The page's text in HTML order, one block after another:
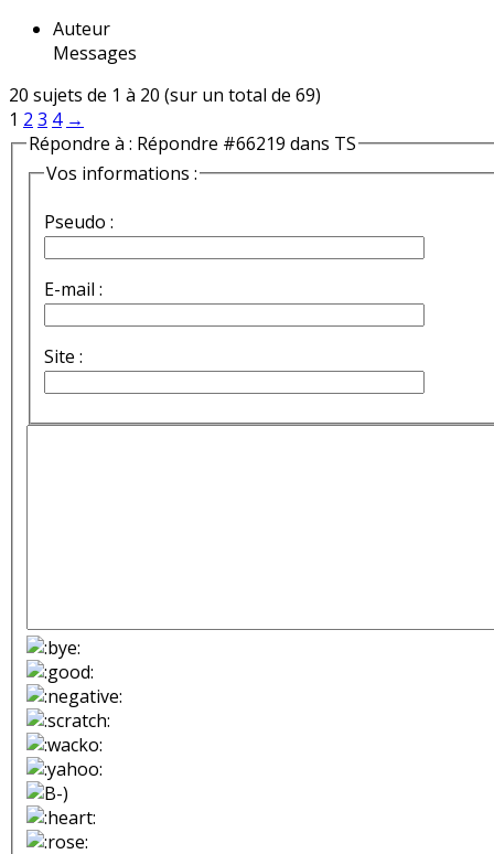
Auteur
Messages
20 sujets de 1 à 20 (sur un total de 69)
1 2 3 4 →
Répondre à : Répondre #66219 dans TS
Vos informations :
Pseudo :
E-mail :
Site :